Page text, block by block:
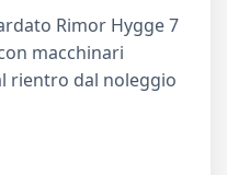
Rimor Hygge 7
macchinari
rientro dal noleggio